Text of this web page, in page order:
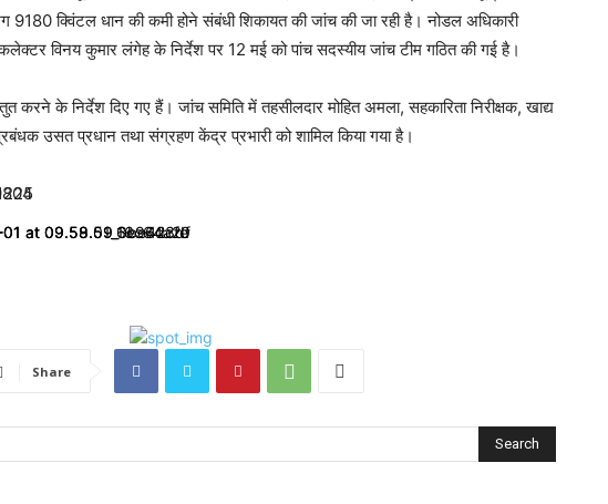
9180 क्विंटल धान की कमी होने संबंधी शिकायत की जांच की जा रही है। नोडल अधिकारी
कलेक्टर विनय कुमार लंगेह के निर्देश पर 12 मई को पांच सदस्यीय जांच टीम गठित की गई है।
करने के निर्देश दिए गए हैं। जांच समिति में तहसीलदार मोहित अमला, सहकारिता निरीक्षक, खाद्य
प्रबंधक उसत प्रधान तथा संग्रहण केंद्र प्रभारी को शामिल किया गया है।
Share
Search